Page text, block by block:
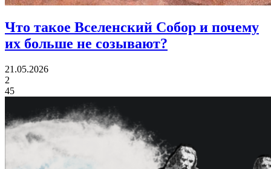
Что такое Вселенский Собор и почему
их больше не созывают?
21.05.2026
2
45